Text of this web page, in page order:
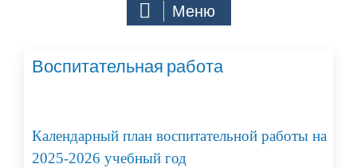
Меню
Воспитательная работа
Календарный план воспитательной работы на
2025-2026 учебный год